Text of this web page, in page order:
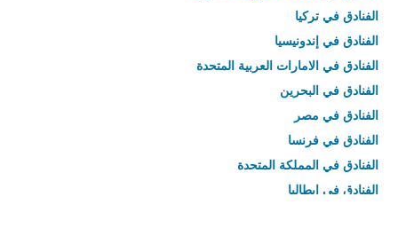
الفنادق في تركيا
الفنادق في إندونيسيا
الفنادق في الامارات العربية المتحدة
الفنادق في البحرين
الفنادق في مصر
الفنادق في فرنسا
الفنادق في المملكة المتحدة
الفنادق في إيطاليا